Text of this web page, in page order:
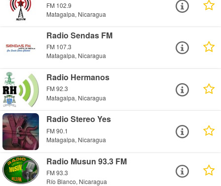
FM 102.9
Matagalpa, Nicaragua
Radio Sendas FM
FM 107.3
Matagalpa, Nicaragua
Radio Hermanos
FM 92.3
Matagalpa, Nicaragua
Radio Stereo Yes
FM 90.1
Matagalpa, Nicaragua
Radio Musun 93.3 FM
FM 93.3
Río Blanco, Nicaragua